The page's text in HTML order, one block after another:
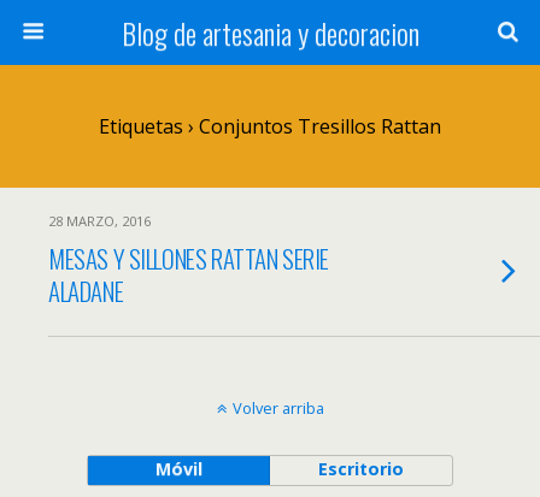
Blog de artesania y decoracion
Etiquetas › Conjuntos Tresillos Rattan
28 MARZO, 2016
MESAS Y SILLONES RATTAN SERIE
ALADANE
Volver arriba
Móvil Escritorio